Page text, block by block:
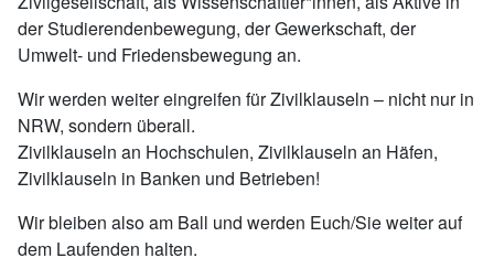
der Studierendenbewegung, der Gewerkschaft, der
Umwelt- und Friedensbewegung an.
Wir werden weiter eingreifen für Zivilklauseln – nicht nur in
NRW, sondern überall.
Zivilklauseln an Hochschulen, Zivilklauseln an Häfen,
Zivilklauseln in Banken und Betrieben!
Wir bleiben also am Ball und werden Euch/Sie weiter auf
dem Laufenden halten.